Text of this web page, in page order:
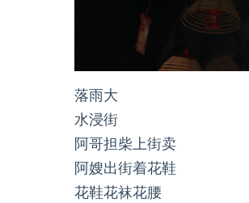
落雨大
水浸街
阿哥担柴上街卖
阿嫂出街着花鞋
花鞋花袜花腰